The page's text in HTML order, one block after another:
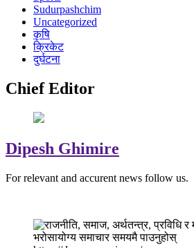
Sudurpashchim
Uncategorized
कृषि
क्रिकेट
दुर्घटना
Chief Editor
Dipesh Ghimire
For relevant and accurent news follow us.